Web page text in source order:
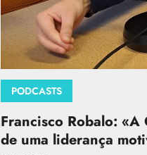
PODCASTS
Francisco Robalo:
de uma liderança